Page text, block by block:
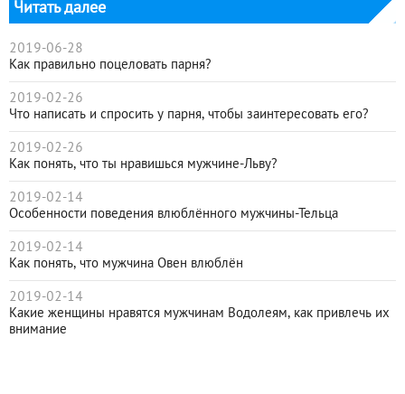
Читать далее
2019-06-28
Как правильно поцеловать парня?
2019-02-26
Что написать и спросить у парня, чтобы заинтересовать его?
2019-02-26
Как понять, что ты нравишься мужчине-Льву?
2019-02-14
Особенности поведения влюблённого мужчины-Тельца
2019-02-14
Как понять, что мужчина Овен влюблён
2019-02-14
Какие женщины нравятся мужчинам Водолеям, как привлечь их
внимание